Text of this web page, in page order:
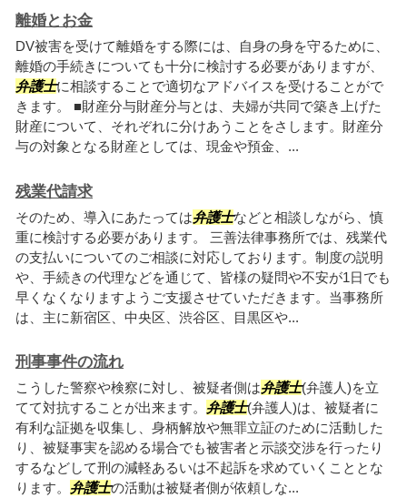
離婚とお金
DV被害を受けて離婚をする際には、自身の身を守るために、
離婚の手続きについても十分に検討する必要がありますが、
弁護士に相談することで適切なアドバイスを受けることがで
きます。 ■財産分与財産分与とは、夫婦が共同で築き上げた
財産について、それぞれに分けあうことをさします。財産分
与の対象となる財産としては、現金や預金、...
残業代請求
そのため、導入にあたっては弁護士などと相談しながら、慎
重に検討する必要があります。 三善法律事務所では、残業代
の支払いについてのご相談に対応しております。制度の説明
や、手続きの代理などを通じて、皆様の疑問や不安が1日でも
早くなくなりますようご支援させていただきます。当事務所
は、主に新宿区、中央区、渋谷区、目黒区や...
刑事事件の流れ
こうした警察や検察に対し、被疑者側は弁護士(弁護人)を立
てて対抗することが出来ます。 弁護士(弁護人)は、被疑者に
有利な証拠を収集し、身柄解放や無罪立証のために活動した
り、被疑事実を認める場合でも被害者と示談交渉を行ったり
するなどして刑の減軽あるいは不起訴を求めていくこととな
ります。 弁護士の活動は被疑者側が依頼しな...